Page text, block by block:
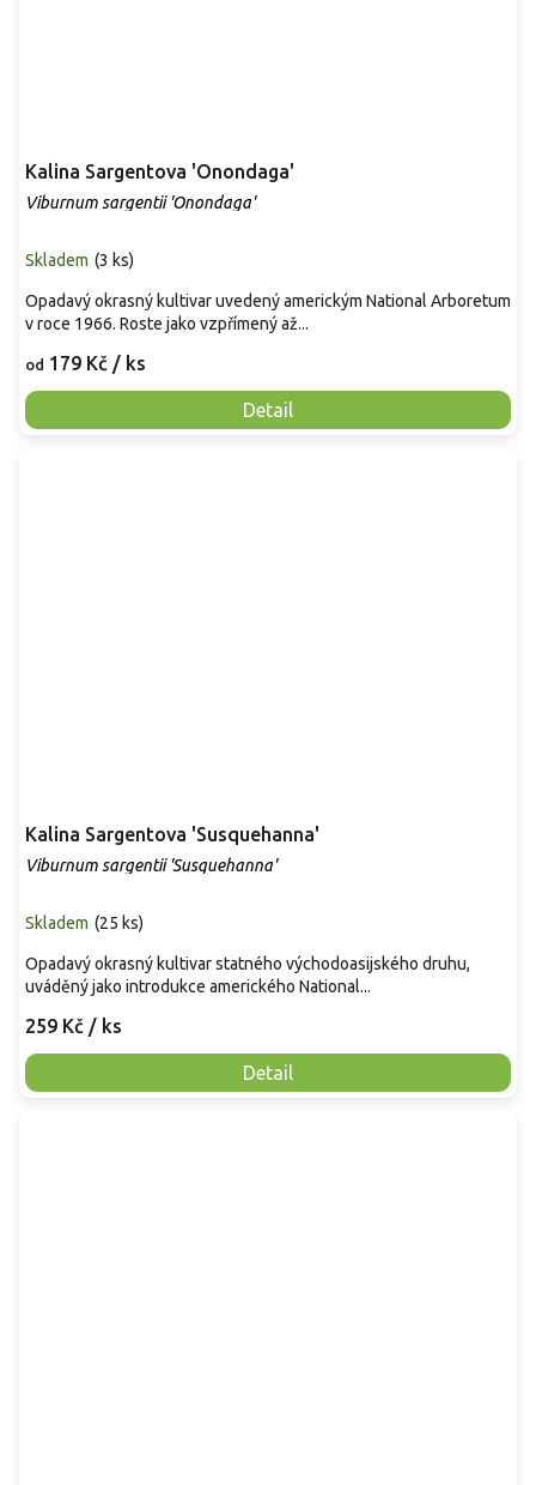
Kalina Sargentova 'Onondaga'
Viburnum sargentii 'Onondaga'
Skladem (3 ks)
od 179 Kč / ks
Detail
Opadavý okrasný kultivar uvedený americkým National Arboretum
v roce 1966. Roste jako vzpřímený až...
Kalina Sargentova 'Susquehanna'
Viburnum sargentii 'Susquehanna'
Skladem (25 ks)
259 Kč / ks
Detail
Opadavý okrasný kultivar statného východoasijského druhu,
uváděný jako introdukce amerického National...